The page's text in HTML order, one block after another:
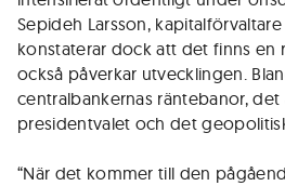
Sepideh Larsson,
konstaterar dock att det finns en
också påverkar utvecklingen.
centralbankernas räntebanor, det
presidentvalet och det
“När det kommer till den